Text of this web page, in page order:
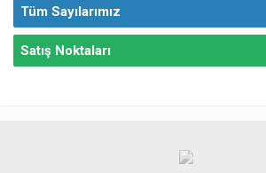
Tüm Sayılarımız
Satış Noktaları